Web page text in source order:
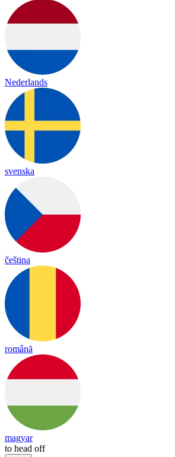
Nederlands
svenska
čeština
română
magyar
to head off